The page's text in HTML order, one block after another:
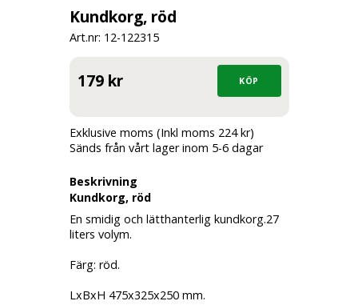
Kundkorg, röd
Art.nr: 12-122315
179 kr
Exklusive moms (Inkl moms 224 kr)
Sänds från vårt lager inom 5-6 dagar
Beskrivning
Kundkorg, röd
En smidig och lätthanterlig kundkorg.27
liters volym.
Färg: röd.
LxBxH 475x325x250 mm.